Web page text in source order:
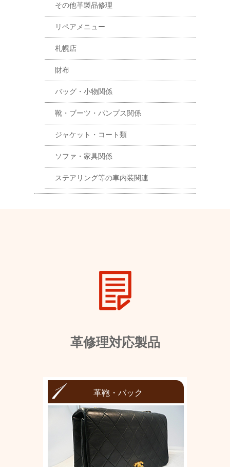
その他革製品修理
リペアメニュー
札幌店
財布
バッグ・小物関係
靴・ブーツ・パンプス関係
ジャケット・コート類
ソファ・家具関係
ステアリング等の車内装関連
革修理対応製品
革鞄・バック